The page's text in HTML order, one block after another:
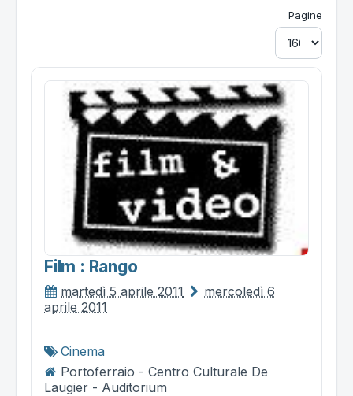
Pagine
Film : Rango
martedì 5 aprile 2011
mercoledì 6
aprile 2011
Cinema
Portoferraio - Centro Culturale De
Laugier - Auditorium